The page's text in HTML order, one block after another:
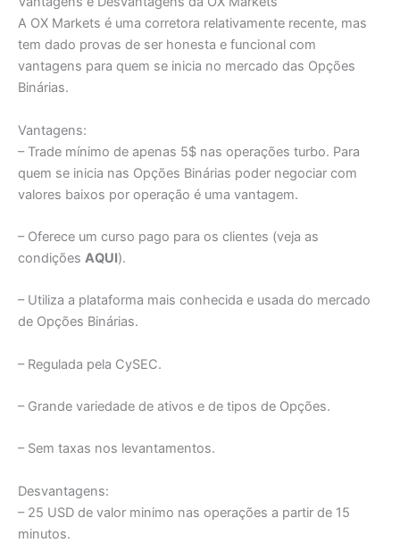
A OX Markets é uma corretora relativamente recente, mas
tem dado provas de ser honesta e funcional com
vantagens para quem se inicia no mercado das Opções
Binárias.
Vantagens:
– Trade mínimo de apenas 5$ nas operações turbo. Para
quem se inicia nas Opções Binárias poder negociar com
valores baixos por operação é uma vantagem.
– Oferece um curso pago para os clientes (veja as
condições AQUI).
– Utiliza a plataforma mais conhecida e usada do mercado
de Opções Binárias.
– Regulada pela CySEC.
– Grande variedade de ativos e de tipos de Opções.
– Sem taxas nos levantamentos.
Desvantagens:
– 25 USD de valor minimo nas operações a partir de 15
minutos.